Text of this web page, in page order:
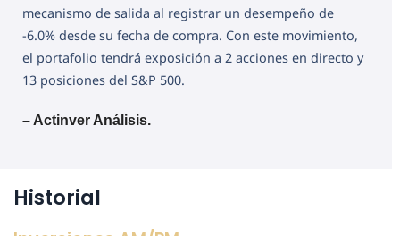
mecanismo de salida al registrar un desempeño de
-6.0% desde su fecha de compra. Con este movimiento,
el portafolio tendrá exposición a 2 acciones en directo y
13 posiciones del S&P 500.
– Actinver Análisis.
Historial